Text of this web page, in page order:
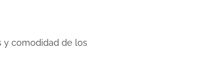
y comodidad de los